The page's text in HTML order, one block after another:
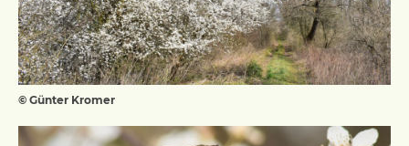
© Günter Kromer